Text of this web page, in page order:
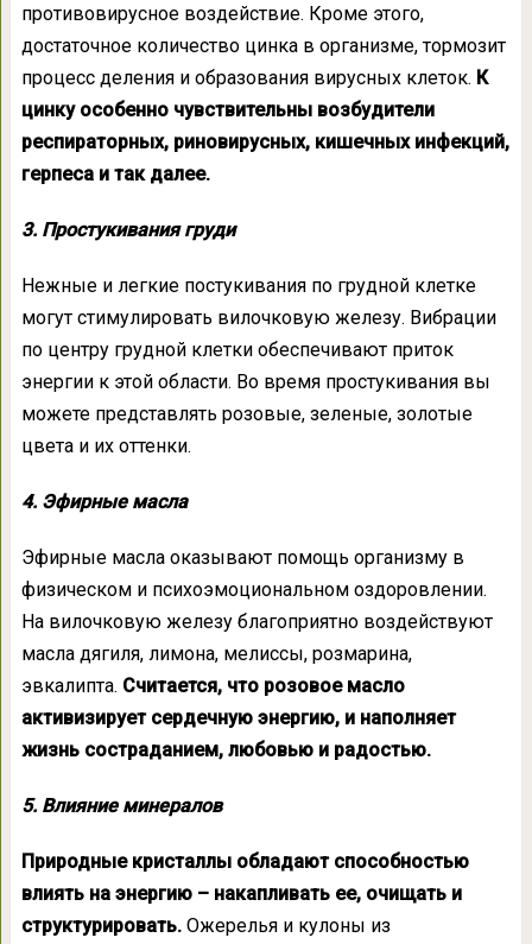
противовирусное воздействие. Кроме этого,
достаточное количество цинка в организме, тормозит
процесс деления и образования вирусных клеток. К
цинку особенно чувствительны возбудители
респираторных, риновирусных, кишечных инфекций,
герпеса и так далее.
3. Простукивания груди
Нежные и легкие постукивания по грудной клетке
могут стимулировать вилочковую железу. Вибрации
по центру грудной клетки обеспечивают приток
энергии к этой области. Во время простукивания вы
можете представлять розовые, зеленые, золотые
цвета и их оттенки.
4. Эфирные масла
Эфирные масла оказывают помощь организму в
физическом и психоэмоциональном оздоровлении.
На вилочковую железу благоприятно воздействуют
масла дягиля, лимона, мелиссы, розмарина,
эвкалипта. Считается, что розовое масло
активизирует сердечную энергию, и наполняет
жизнь состраданием, любовью и радостью.
5. Влияние минералов
Природные кристаллы обладают способностью
влиять на энергию – накапливать ее, очищать и
структурировать. Ожерелья и кулоны из